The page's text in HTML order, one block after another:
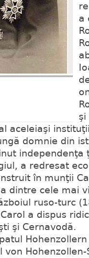
a
şi
aceleiaşi
domnie din
a redresat
în munţii
dintre cele mai
ruso-turc
a dispus
şi Cernavodă.
von